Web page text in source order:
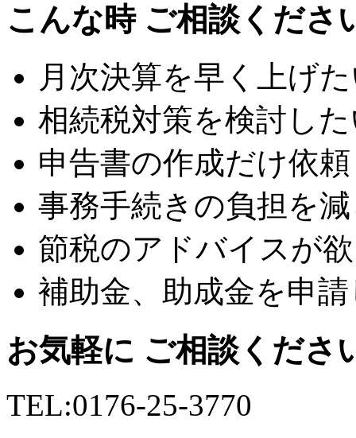
こんな時 ご相談くださ
月次決算を早く上げ
相続税対策を検討し
申告書の作成だけ依
事務手続きの負担を
節税のアドバイスが
補助金、助成金を申
お気軽に ご相談くださ
TEL:0176-25-3770